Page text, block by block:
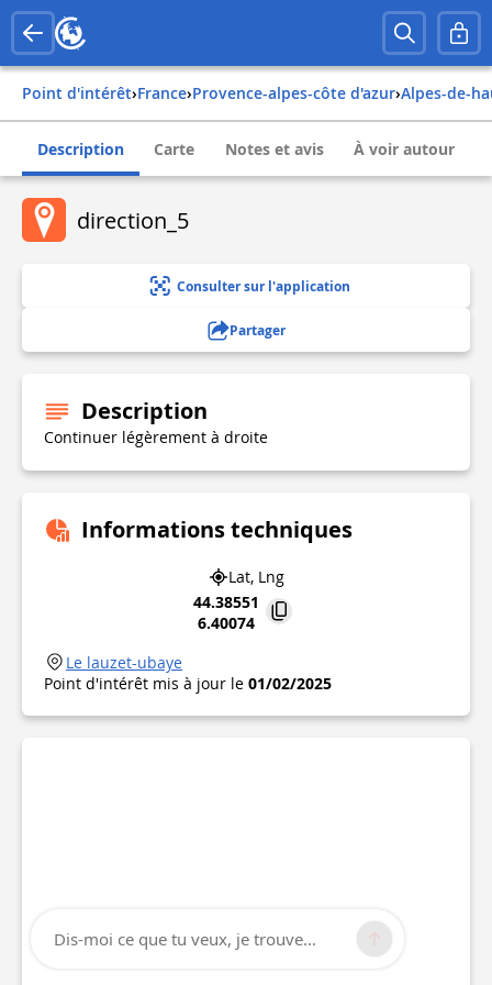
Point d'intérêt› france› provence-alpes-côte d'azur› alpes-de-
Description Carte Notes et avis À voir autour
direction_5
Consulter sur l'application
Partager
Description
Continuer légèrement à droite
Informations techniques
Lat, Lng
44.38551
6.40074
Le lauzet-ubaye
Point d'intérêt mis à jour le 01/02/2025
Dis-moi ce que tu veux, je trouve...